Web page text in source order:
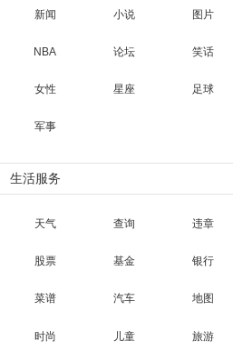
新闻 小说 图片
NBA 论坛 笑话
女性 星座 足球
军事
生活服务
天气 查询 违章
股票 基金 银行
菜谱 汽车 地图
时尚 儿童 旅游